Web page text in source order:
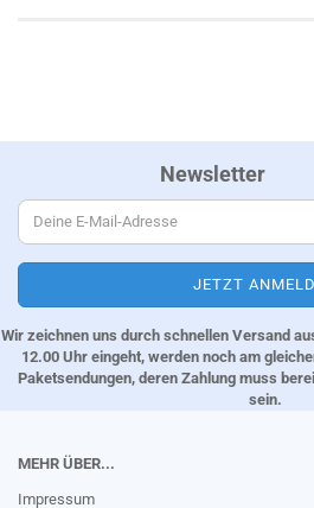
Newsletter
Wir zeichnen uns durch schnellen Versand
12.00 Uhr eingeht, werden noch am
Paketsendungen, deren Zahlung muss
sein.
MEHR ÜBER...
Impressum